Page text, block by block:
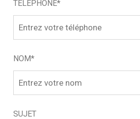
TÉLÉPHONE*
NOM*
SUJET